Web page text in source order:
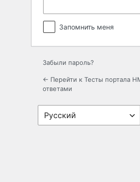
Запомнить меня
Забыли пароль?
← Перейти к Тесты портала
ответами
Язык